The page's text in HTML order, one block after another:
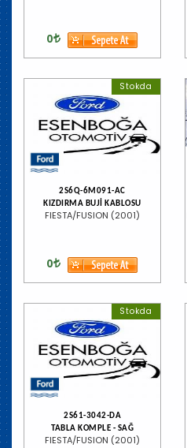
0
Stokda
2S6Q-6M091-AC
KIZDIRMA BUJİ KABLOSU
FIESTA/FUSION (2001)
0
Stokda
2S61-3042-DA
TABLA KOMPLE - SAĞ
FIESTA/FUSION (2001)